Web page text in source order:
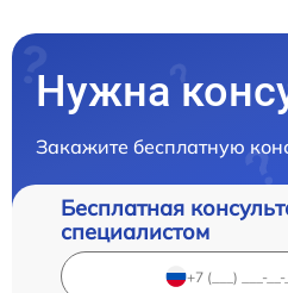
Нужна
Закажите бесплатную
Бесплатная
специалистом